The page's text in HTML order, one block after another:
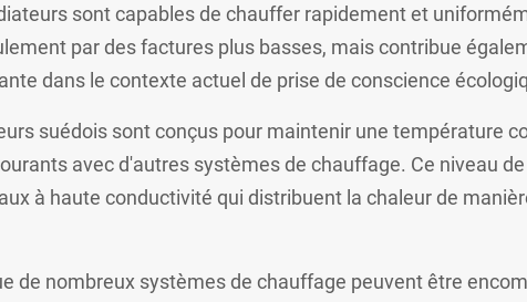
sont capables de chauffer rapidement et
par des factures plus basses, mais contribue
dans le contexte actuel de prise de conscience
suédois sont conçus pour maintenir une température
avec d'autres systèmes de chauffage. Ce niveau
à haute conductivité qui distribuent la chaleur de
de nombreux systèmes de chauffage peuvent être